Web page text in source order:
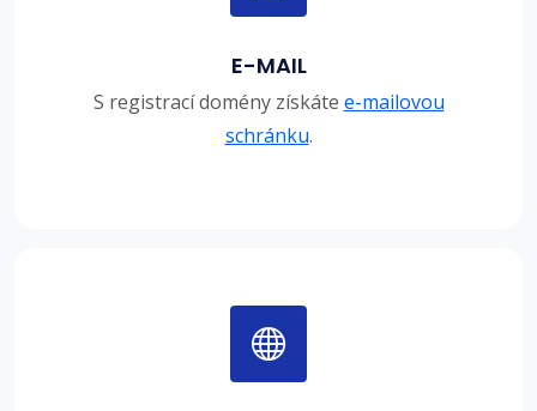
E-MAIL
S registrací domény získáte e-mailovou
schránku.